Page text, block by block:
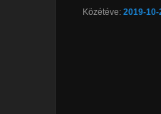
Közétéve: 2019-10-